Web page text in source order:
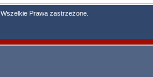
. Wszelkie Prawa zastrzeżone.